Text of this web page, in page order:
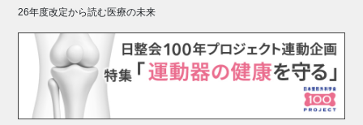
26年度改定から読む医療の未来